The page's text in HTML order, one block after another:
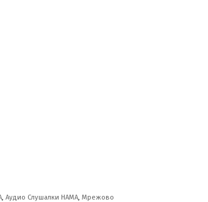
, Аудио Слушалки HAMA, Мрежово